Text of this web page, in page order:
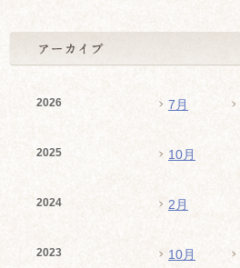
2026 7月
2025 10月
2024 2月
2023 10月